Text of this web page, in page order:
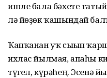
ишле бала бәхете
лә йөҙөк ҡашындай
Ҡапҡанан уҡ сығып
ихлас йылмая, апаһы
түгел, күрәһең. Эсенә